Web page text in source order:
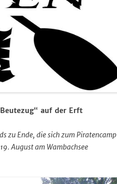
auf der Erft
zu Ende, die sich zum Piratencamp
August am Wambachsee